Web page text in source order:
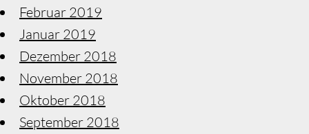
Februar 2019
Januar 2019
Dezember 2018
November 2018
Oktober 2018
September 2018